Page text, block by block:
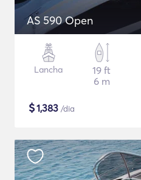
AS 590 Open
Lancha
19 ft
6 m
$1,383 /dia